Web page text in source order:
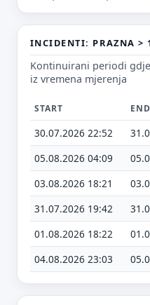
INCIDENTI: PRAZNA >
Kontinuirani periodi
iz vremena mjerenja
START END
30.07.2026 22:52
05.08.2026 04:09
03.08.2026 18:21
31.07.2026 19:42
01.08.2026 18:22
04.08.2026 23:03